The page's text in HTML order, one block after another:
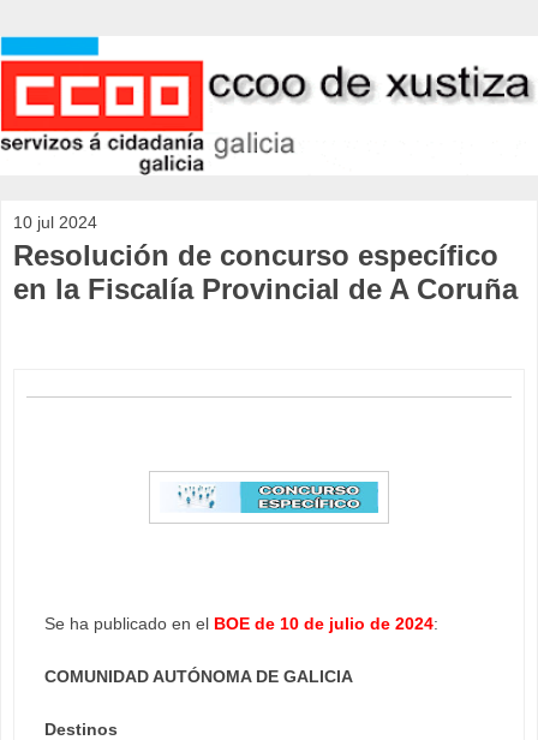
10 jul 2024
Resolución de concurso específico
en la Fiscalía Provincial de A Coruña
Se ha publicado en el BOE de 10 de julio de 2024:
COMUNIDAD AUTÓNOMA DE GALICIA
Destinos